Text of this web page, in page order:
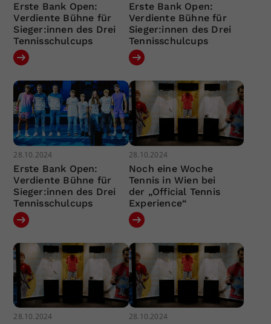
Erste Bank Open:
Verdiente Bühne für
Sieger:innen des Drei
Tennisschulcups
Erste Bank Open:
Verdiente Bühne für
Sieger:innen des Drei
Tennisschulcups
28.10.2024
Erste Bank Open:
Verdiente Bühne für
Sieger:innen des Drei
Tennisschulcups
28.10.2024
Noch eine Woche
Tennis in Wien bei
der „Official Tennis
Experience“
28.10.2024 28.10.2024